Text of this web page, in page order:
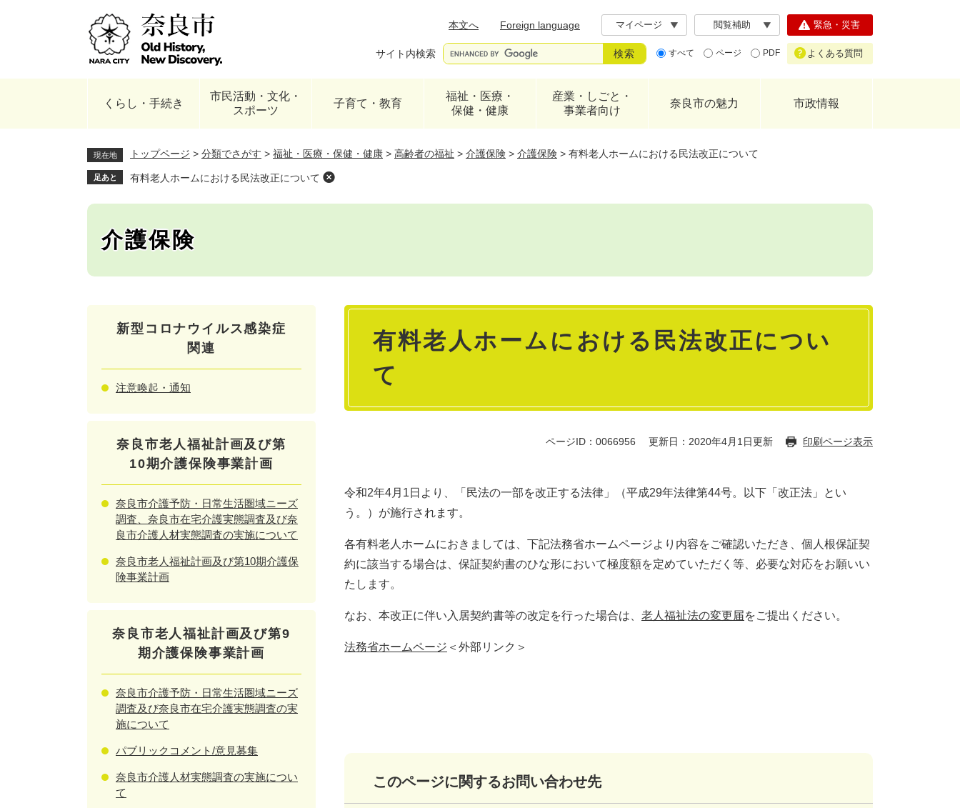
本文へ
Foreign language マイページ 閲覧補助
サイト内検索 すべて ページ PDF
緊急・災害
よくある質問
くらし・手続き
市民活動・文化・
スポーツ
子育て・教育
福祉・医療・
保健・健康
産業・しごと・
事業者向け
奈良市の魅力 市政情報
現在地 トップページ > 分類でさがす > 福祉・医療・保健・健康 > 高齢者の福祉 > 介護保険 > 介護保険 > 有料老人ホームにおける民法改正について
足あと 有料老人ホームにおける民法改正について
介護保険
本
有料老人ホームにおける民法改正につい
て
ページID：0066956 更新日：2020年4月1日更新 印刷ページ表示
令和2年4月1日より、「民法の一部を改正する法律」（平成29年法律第44号。以下「改正法」とい
う。）が施行されます。
各有料老人ホームにおきましては、下記法務省ホームページより内容をご確認いただき、個人根保証契
約に該当する場合は、保証契約書のひな形において極度額を定めていただく等、必要な対応をお願いい
たします。
なお、本改正に伴い入居契約書等の改定を行った場合は、 老人福祉法の変更届をご提出ください。
法務省ホームページ ＜外部リンク＞
このページに関するお問い合わせ先
新型コロナウイルス感染症
関連
注意喚起・通知
奈良市老人福祉計画及び第
10期介護保険事業計画
奈良市介護予防・日常生活圏域ニーズ
調査、奈良市在宅介護実態調査及び奈
良市介護人材実態調査の実施について
奈良市老人福祉計画及び第10期介護保
険事業計画
奈良市老人福祉計画及び第9
期介護保険事業計画
奈良市介護予防・日常生活圏域ニーズ
調査及び奈良市在宅介護実態調査の実
施について
パブリックコメント/意見募集
奈良市介護人材実態調査の実施につい
て